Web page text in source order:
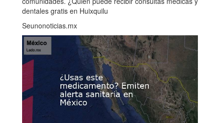
dentales gratis en Huixquilu
Seunonoticias.mx